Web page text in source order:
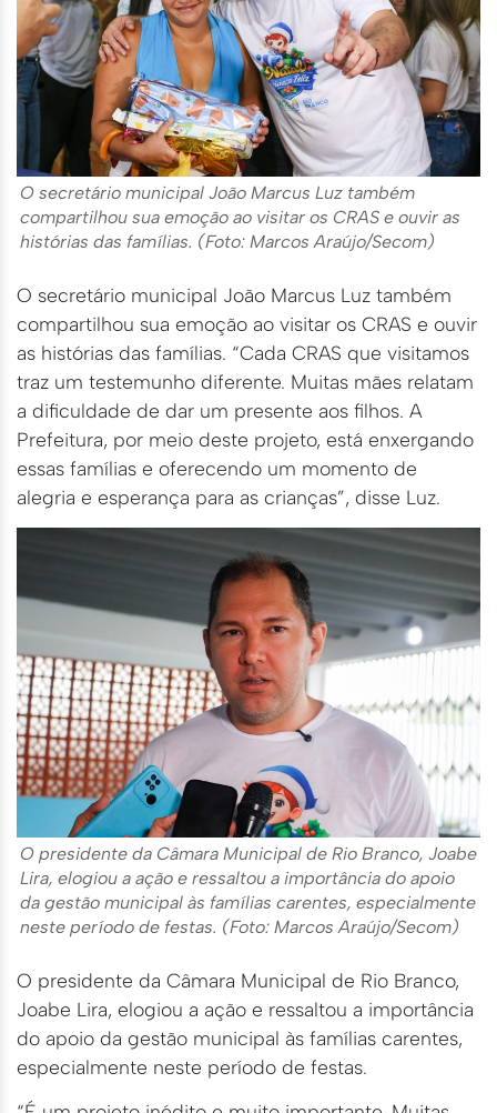
O secretário municipal João Marcus Luz também
compartilhou sua emoção ao visitar os CRAS e ouvir as
histórias das famílias. (Foto: Marcos Araújo/Secom)
O secretário municipal João Marcus Luz também
compartilhou sua emoção ao visitar os CRAS e ouvir
as histórias das famílias. “Cada CRAS que visitamos
traz um testemunho diferente. Muitas mães relatam
a dificuldade de dar um presente aos filhos. A
Prefeitura, por meio deste projeto, está enxergando
essas famílias e oferecendo um momento de
alegria e esperança para as crianças”, disse Luz.
O presidente da Câmara Municipal de Rio Branco, Joabe
Lira, elogiou a ação e ressaltou a importância do apoio
da gestão municipal às famílias carentes, especialmente
neste período de festas. (Foto: Marcos Araújo/Secom)
O presidente da Câmara Municipal de Rio Branco,
Joabe Lira, elogiou a ação e ressaltou a importância
do apoio da gestão municipal às famílias carentes,
especialmente neste período de festas.